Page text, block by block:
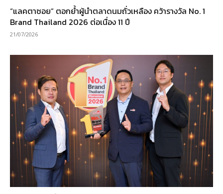
“แลคตาซอย” ตอกย้ำผู้นำตลาดนมถั่วเหลือง คว้ารางวัล No. 1
Brand Thailand 2026 ต่อเนื่อง 11 ปี
21/07/2026